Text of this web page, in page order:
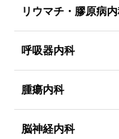
リウマチ・膠原病
呼吸器内科
腫瘍内科
脳神経内科